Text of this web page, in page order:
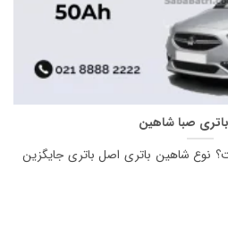
صبا شاهین
شاهین باتری اصل باتری جایگزین